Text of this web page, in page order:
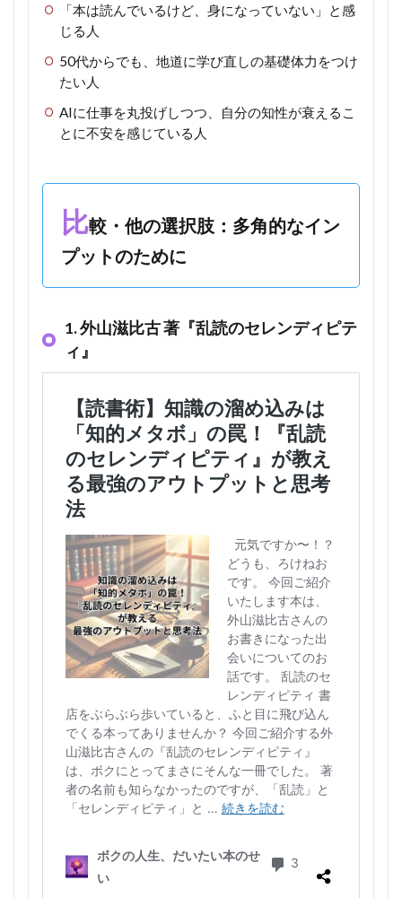
「本は読んでいるけど、身になっていない」と感
じる人
50代からでも、地道に学び直しの基礎体力をつけ
たい人
AIに仕事を丸投げしつつ、自分の知性が衰えるこ
とに不安を感じている人
比較・他の選択肢：多角的なイン
プットのために
1. 外山滋比古 著『乱読のセレンディピテ
ィ』